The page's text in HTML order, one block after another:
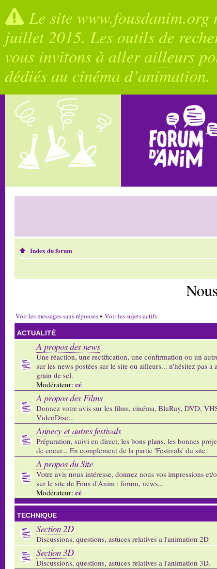
Le site
juillet 2015. Les outils de
vous invitons à allerailleurs
dédiés au cinéma d’animation.
Index du forum
Voir les messages sans réponses• Voir les sujets actifs
ACTUALITÉ
A propos des news
Une réaction, une rectification, une confirmation ou un
sur les news postées sur le site ou ailleurs... n'hésitez pas a
grain de sel.
Modérateur: cé
A propos des Films
Donnez votre avis sur les films, cinéma, BluRay, DVD,
VideoDisc...
Annecy et autres festivals
Préparation, suivi en direct, les bons plans, les bonnes
de coeur... En complement de la partie 'Festivals' du site.
A propos du Site
Votre avis nous intéresse, donnez nous vos impressions et/
sur le site de Fous d'Anim : forum, news...
Modérateur: cé
TECHNIQUE
Section 2D
Discussions, questions, astuces relatives a l'animation 2D
Section 3D
Discussions, questions, astuces relatives a l'animation 3D.